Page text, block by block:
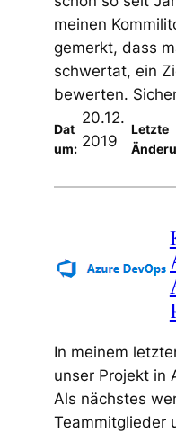
meinen
gemerkt, dass
schwertat, ein
bewerten.
Dat
um:
20.12.
2019
Letzte
In meinem
unser Projekt in
Als nächstes
Teammitglieder